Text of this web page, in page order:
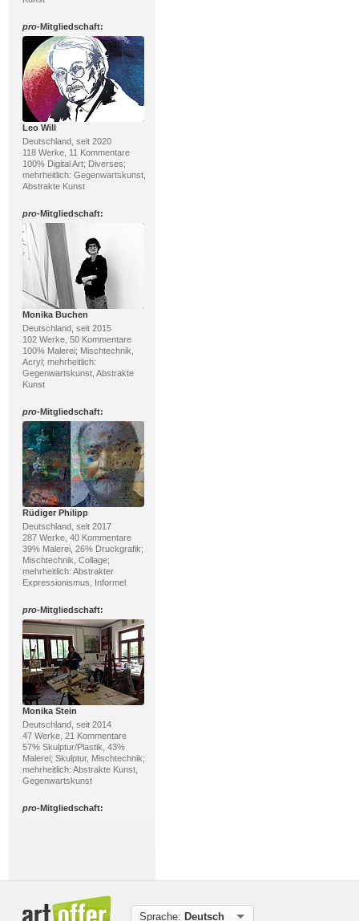
pro-Mitgliedschaft:
Leo Will
Deutschland, seit 2020
118 Werke, 11 Kommentare
100% Digital Art; Diverses;
mehrheitlich: Gegenwartskunst,
Abstrakte Kunst
pro-Mitgliedschaft:
Monika Buchen
Deutschland, seit 2015
102 Werke, 50 Kommentare
100% Malerei; Mischtechnik,
Acryl; mehrheitlich:
Gegenwartskunst, Abstrakte
Kunst
pro-Mitgliedschaft:
Rüdiger Philipp
Deutschland, seit 2017
287 Werke, 40 Kommentare
39% Malerei, 26% Druckgrafik;
Mischtechnik, Collage;
mehrheitlich: Abstrakter
Expressionismus, Informel
pro-Mitgliedschaft:
Monika Stein
Deutschland, seit 2014
47 Werke, 21 Kommentare
57% Skulptur/Plastik, 43%
Malerei; Skulptur, Mischtechnik;
mehrheitlich: Abstrakte Kunst,
Gegenwartskunst
pro-Mitgliedschaft:
Sprache: Deutsch